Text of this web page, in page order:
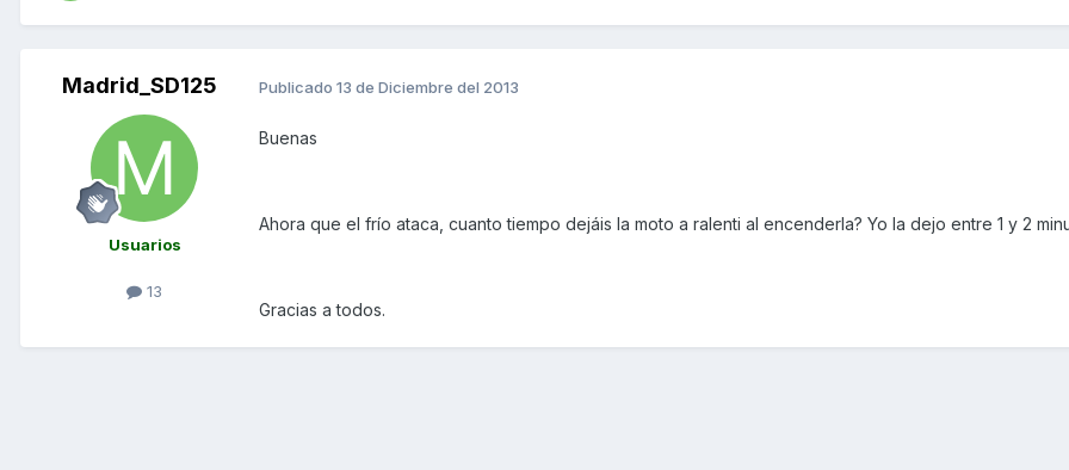
Madrid_SD125
Usuarios
13
Publicado 13 de Diciembre del 2013
Buenas
Ahora que el frío ataca, cuanto tiempo dejáis la moto a ralenti al encenderla? Yo la dejo entre 1 y 2
Gracias a todos.